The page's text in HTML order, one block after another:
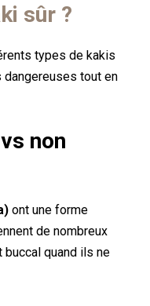
sûr ?
types de kakis
dangereuses tout en
non
ont une forme
de nombreux
buccal quand ils ne